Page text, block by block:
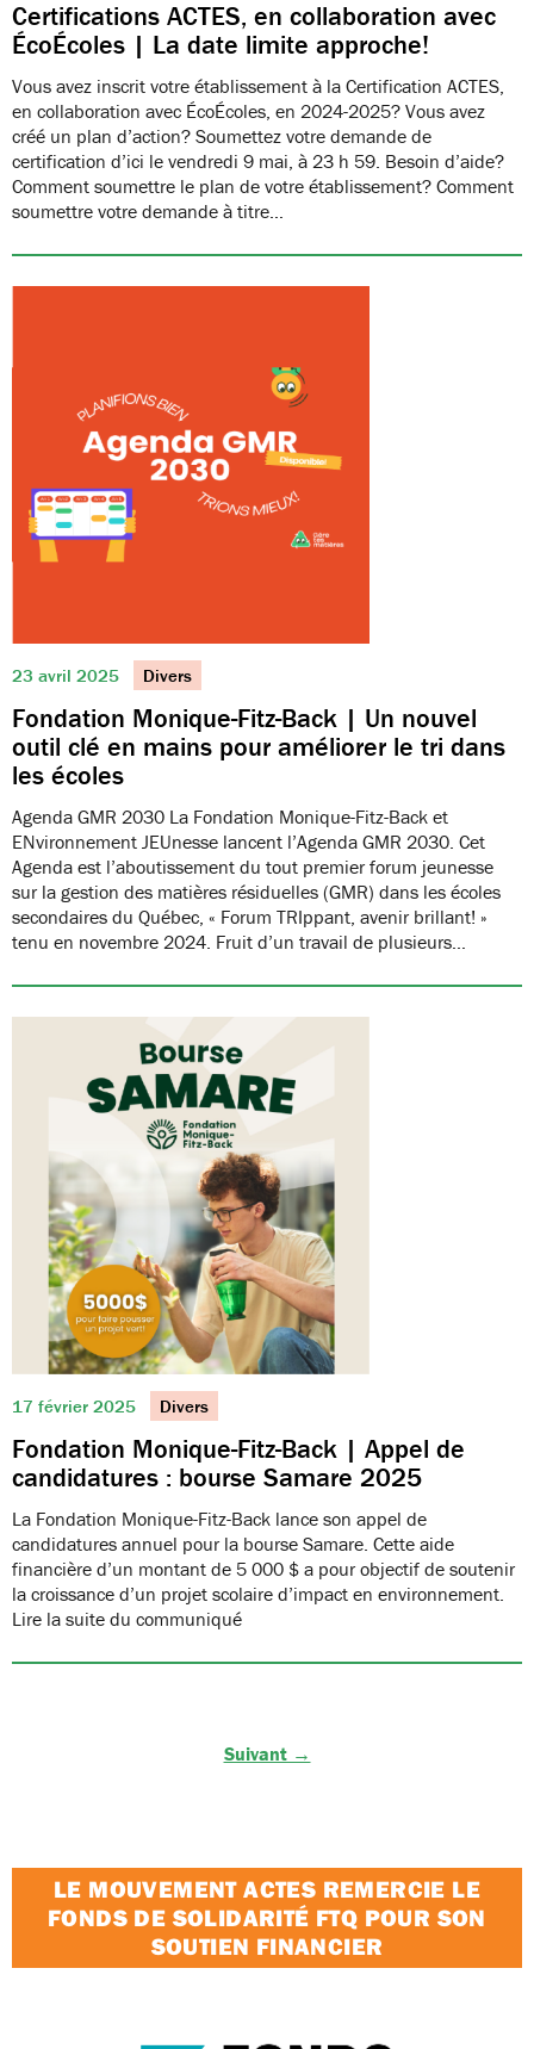
Certifications ACTES, en collaboration avec
ÉcoÉcoles | La date limite approche!
Vous avez inscrit votre établissement à la Certification ACTES,
en collaboration avec ÉcoÉcoles, en 2024-2025? Vous avez
créé un plan d’action? Soumettez votre demande de
certification d’ici le vendredi 9 mai, à 23 h 59. Besoin d’aide?
Comment soumettre le plan de votre établissement? Comment
soumettre votre demande à titre…
23 avril 2025 Divers
Fondation Monique-Fitz-Back | Un nouvel
outil clé en mains pour améliorer le tri dans
les écoles
Agenda GMR 2030 La Fondation Monique-Fitz-Back et
ENvironnement JEUnesse lancent l’Agenda GMR 2030. Cet
Agenda est l’aboutissement du tout premier forum jeunesse
sur la gestion des matières résiduelles (GMR) dans les écoles
secondaires du Québec, « Forum TRIppant, avenir brillant! »
tenu en novembre 2024. Fruit d’un travail de plusieurs…
17 février 2025 Divers
Fondation Monique-Fitz-Back | Appel de
candidatures : bourse Samare 2025
La Fondation Monique-Fitz-Back lance son appel de
candidatures annuel pour la bourse Samare. Cette aide
financière d’un montant de 5 000 $ a pour objectif de soutenir
la croissance d’un projet scolaire d’impact en environnement.
Lire la suite du communiqué
Suivant →
LE MOUVEMENT ACTES REMERCIE LE
FONDS DE SOLIDARITÉ FTQ POUR SON
SOUTIEN FINANCIER